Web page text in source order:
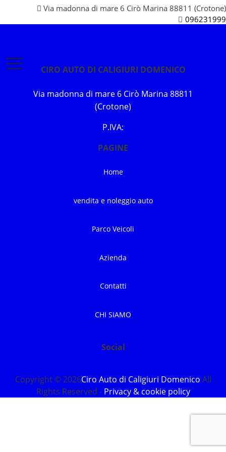
Via madonna di mare 6 Cirò Marina 88811 (Crotone)
096231999
CiroCIRO AUTO DI CALIGIURI DOMENICO
Via madonna di mare 6 Cirò Marina 88811
(Crotone)
P.IVA:
PAGINE
Home
vendita e noleggio auto
Parco Veicoli
Azienda
Contatti
CHI SIAMO
Social
Copyright © 2026Ciro Auto di Caligiuri Domenico All
Rights Reserved - Privacy & cookie policy